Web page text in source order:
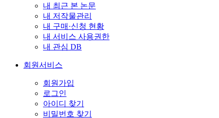
내 최근 본 논문
내 저작물관리
내 구매·신청 현황
내 서비스 사용권한
내 관심 DB
회원서비스
회원가입
로그인
아이디 찾기
비밀번호 찾기